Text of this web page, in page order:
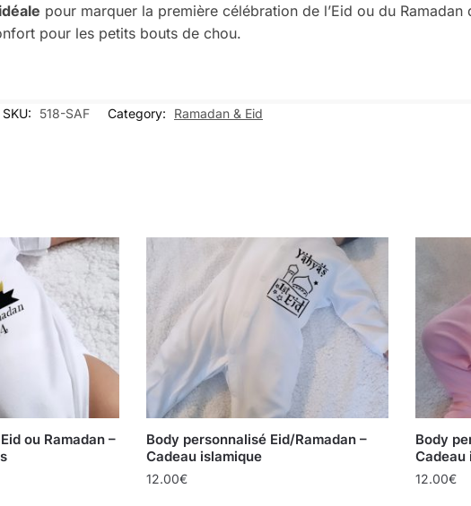
pour marquer la première célébration de l’Eid ou du Ramadan
pour les petits bouts de chou.
SKU: 518-SAF Category: Ramadan & Eid
ou Ramadan –
Body personnalisé Eid/Ramadan –
Cadeau islamique
12.00€
Body
Cadeau
12.00€